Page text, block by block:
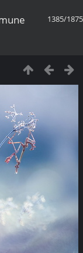
1385/1875